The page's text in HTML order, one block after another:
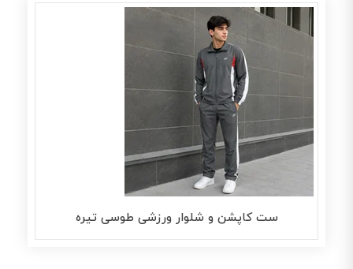
ست کاپشن و شلوار ورزشی طوسی تیره